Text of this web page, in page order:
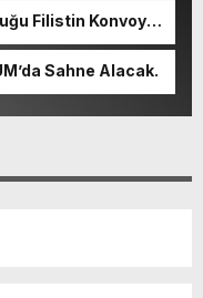
Filistin Konvoyu,
Sahne Alacak.